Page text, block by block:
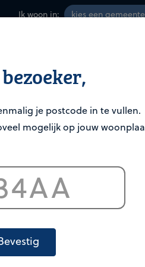
Ik woon in:
je postcode in te vullen.
mogelijk op jouw